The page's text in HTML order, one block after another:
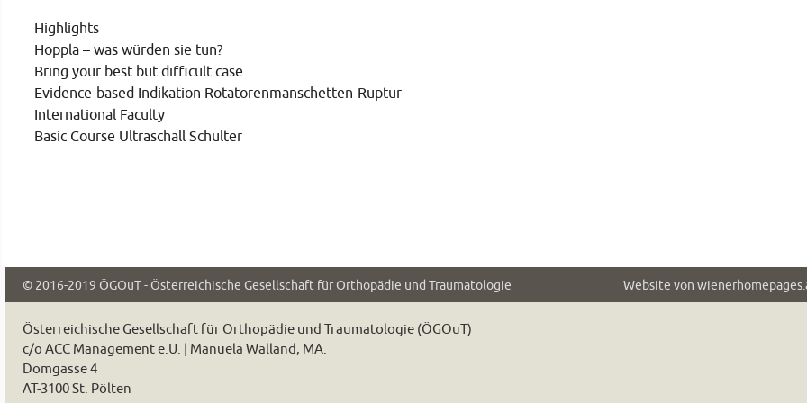
Highlights
Hoppla – was würden sie tun?
Bring your best but difficult case
Evidence-based Indikation Rotatorenmanschetten-Ruptur
International Faculty
Basic Course Ultraschall Schulter
© 2016-2019 ÖGOuT - Österreichische Gesellschaft für Orthopädie und Traumatologie Website von
Österreichische Gesellschaft für Orthopädie und Traumatologie (ÖGOuT)
c/o ACC Management e.U. | Manuela Walland, MA.
Domgasse 4
AT-3100 St. Pölten